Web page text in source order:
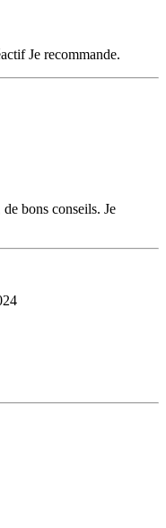
Je recommande.
bons conseils. Je